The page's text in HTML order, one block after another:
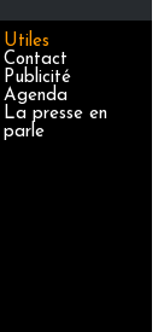
Utiles
Contact
Publicité
Agenda
La presse en
parle